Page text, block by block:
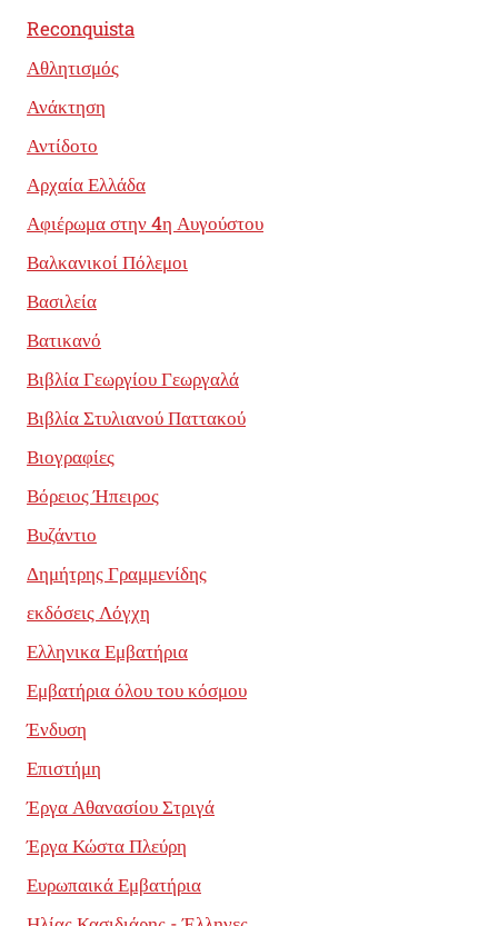
Reconquista
Αθλητισμός
Ανάκτηση
Αντίδοτο
Αρχαία Ελλάδα
Αφιέρωμα στην 4η Αυγούστου
Βαλκανικοί Πόλεμοι
Βασιλεία
Βατικανό
Βιβλία Γεωργίου Γεωργαλά
Βιβλία Στυλιανού Παττακού
Βιογραφίες
Βόρειος Ήπειρος
Βυζάντιο
Δημήτρης Γραμμενίδης
εκδόσεις Λόγχη
Ελληνικα Εμβατήρια
Εμβατήρια όλου του κόσμου
Ένδυση
Επιστήμη
Έργα Αθανασίου Στριγά
Έργα Κώστα Πλεύρη
Ευρωπαικά Εμβατήρια